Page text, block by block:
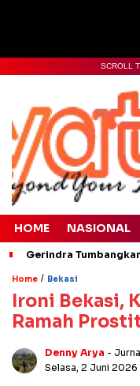
SCROLL
HOME NASIONAL
Gerindra
Home / Bekasi
Ironi Bekasi,
Ramah
Denny Arya -
Selasa, 2 Juni 2026